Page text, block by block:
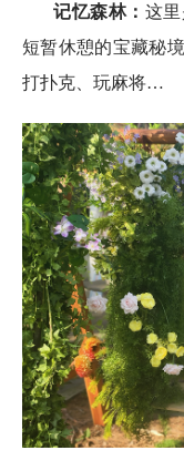
记忆森林： 这
短暂休憩的宝藏秘
打扑克、玩麻将…